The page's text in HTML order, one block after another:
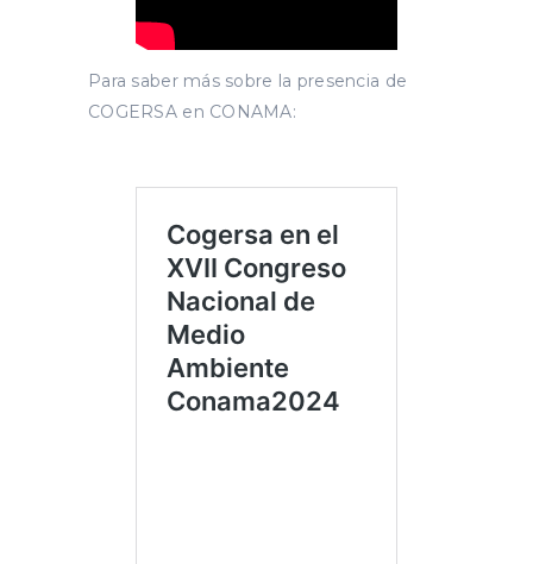
Para saber más sobre la presencia de
COGERSA en CONAMA: